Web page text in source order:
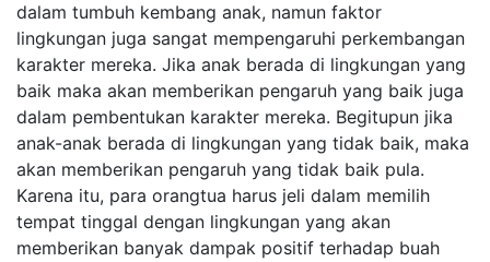
dalam tumbuh kembang anak, namun faktor
lingkungan juga sangat mempengaruhi perkembangan
karakter mereka. Jika anak berada di lingkungan yang
baik maka akan memberikan pengaruh yang baik juga
dalam pembentukan karakter mereka. Begitupun jika
anak-anak berada di lingkungan yang tidak baik, maka
akan memberikan pengaruh yang tidak baik pula.
Karena itu, para orangtua harus jeli dalam memilih
tempat tinggal dengan lingkungan yang akan
memberikan banyak dampak positif terhadap buah